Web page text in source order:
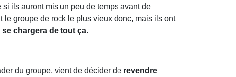
si ils auront mis un peu de temps avant de
le groupe de rock le plus vieux donc, mais ils ont
chargera de tout ça.
du groupe, vient de décider de revendre